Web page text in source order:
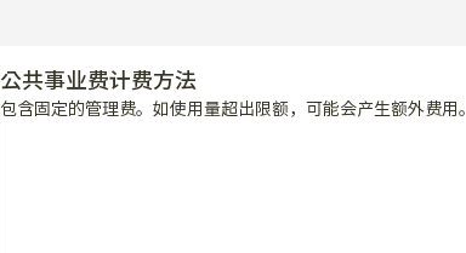
公共事业费计费方法
包含固定的管理费。如使用量超出限额，可能会产生额外费用。